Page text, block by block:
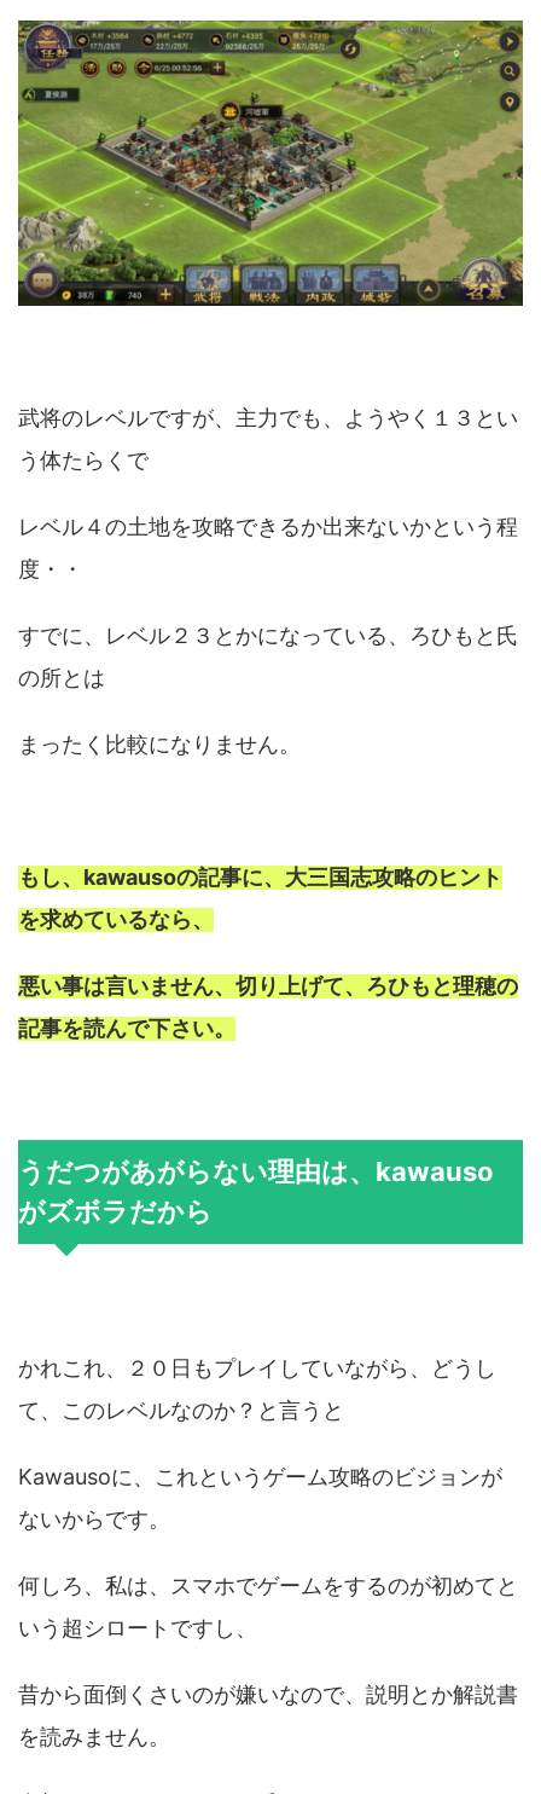
武将のレベルですが、主力でも、ようやく１３とい
う体たらくで
レベル４の土地を攻略できるか出来ないかという程
度・・
すでに、レベル２３とかになっている、ろひもと氏
の所とは
まったく比較になりません。
もし、kawausoの記事に、大三国志攻略のヒント
を求めているなら、
悪い事は言いません、切り上げて、ろひもと理穂の
記事を読んで下さい。
うだつがあがらない理由は、kawauso
がズボラだから
かれこれ、２０日もプレイしていながら、どうし
て、このレベルなのか？と言うと
Kawausoに、これというゲーム攻略のビジョンが
ないからです。
何しろ、私は、スマホでゲームをするのが初めてと
いう超シロートですし、
昔から面倒くさいのが嫌いなので、説明とか解説書
を読みません。